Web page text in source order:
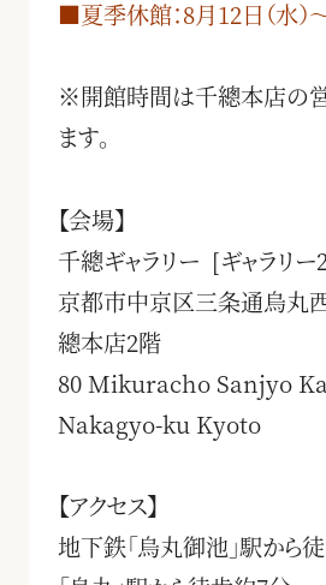
■夏季休館：8月12日（水）
※開館時間は千總本店の
ます。
【会場】
千總ギャラリー [ギャラリー
京都市中京区三条通烏丸
總本店2階
80 Mikuracho Sanjyo
Nakagyo-ku Kyoto
【アクセス】
地下鉄「烏丸御池」駅から